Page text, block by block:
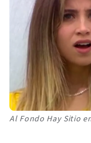
Al Fondo Hay Sitio